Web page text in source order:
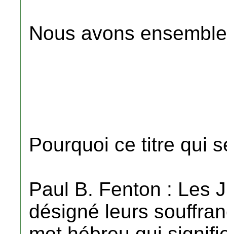
Nous avons
Pourquoi ce titre qui
Paul B. Fenton : Les
désigné leurs